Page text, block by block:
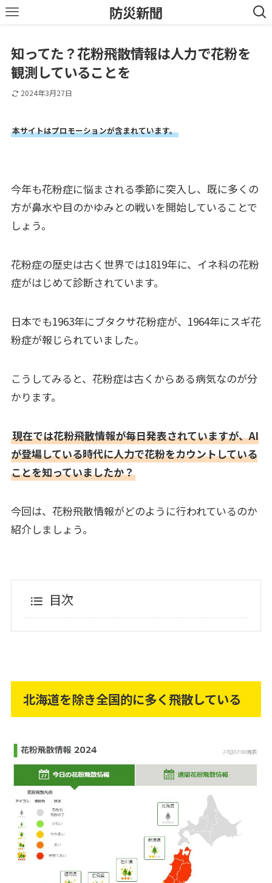
防災新聞
知ってた？花粉飛散情報は人力で花粉を
観測していることを
2024年3月27日
本サイトはプロモーションが含まれています。
今年も花粉症に悩まされる季節に突入し、既に多くの
方が鼻水や目のかゆみとの戦いを開始していることで
しょう。
花粉症の歴史は古く世界では1819年に、イネ科の花粉
症がはじめて診断されています。
日本でも1963年にブタクサ花粉症が、1964年にスギ花
粉症が報じられていました。
こうしてみると、花粉症は古くからある病気なのが分
かります。
現在では花粉飛散情報が毎日発表されていますが、AI
が登場している時代に人力で花粉をカウントしている
ことを知っていましたか？
今回は、花粉飛散情報がどのように行われているのか
紹介しましょう。
目次
北海道を除き全国的に多く飛散している